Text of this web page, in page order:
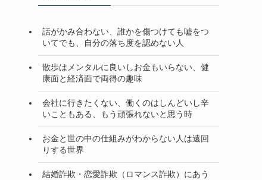
話がかみ合わない、誰かを傷つけても嘘をつ
いてでも、自分の落ち度を認めない人
散歩はメンタルに良いしお金もいらない、健
康面と経済面で両得の趣味
会社に行きたくない、働くのはしんどいし辛
いこともある、もう頑張れないと思う時
お金と世の中の仕組みがわからない人は遠回
りする世界
結婚詐欺・恋愛詐欺（ロマンス詐欺）にあう